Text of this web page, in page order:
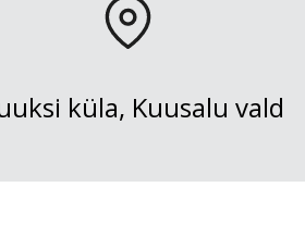
küla, Kuusalu vald